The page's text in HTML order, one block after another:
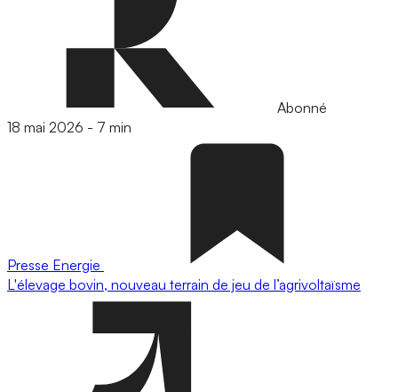
Abonné
18 mai 2026 - 7 min
Presse Energie
L'élevage bovin, nouveau terrain de jeu de l’agrivoltaïsme